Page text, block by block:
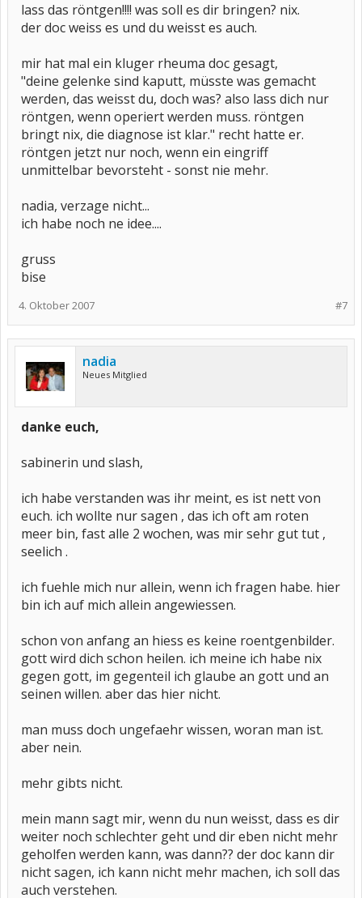
lass das röntgen!!!! was soll es dir bringen? nix.
der doc weiss es und du weisst es auch.
mir hat mal ein kluger rheuma doc gesagt,
"deine gelenke sind kaputt, müsste was gemacht
werden, das weisst du, doch was? also lass dich nur
röntgen, wenn operiert werden muss. röntgen
bringt nix, die diagnose ist klar." recht hatte er.
röntgen jetzt nur noch, wenn ein eingriff
unmittelbar bevorsteht - sonst nie mehr.
nadia, verzage nicht...
ich habe noch ne idee....
gruss
bise
#7
4. Oktober 2007
nadia
Neues Mitglied
danke euch,
sabinerin und slash,
ich habe verstanden was ihr meint, es ist nett von
euch. ich wollte nur sagen , das ich oft am roten
meer bin, fast alle 2 wochen, was mir sehr gut tut ,
seelich .
ich fuehle mich nur allein, wenn ich fragen habe. hier
bin ich auf mich allein angewiessen.
schon von anfang an hiess es keine roentgenbilder.
gott wird dich schon heilen. ich meine ich habe nix
gegen gott, im gegenteil ich glaube an gott und an
seinen willen. aber das hier nicht.
man muss doch ungefaehr wissen, woran man ist.
aber nein.
mehr gibts nicht.
mein mann sagt mir, wenn du nun weisst, dass es dir
weiter noch schlechter geht und dir eben nicht mehr
geholfen werden kann, was dann?? der doc kann dir
nicht sagen, ich kann nicht mehr machen, ich soll das
auch verstehen.